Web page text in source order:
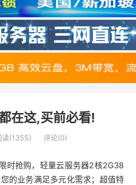
在这,买前必看!
读(1355) 评论(0)
时抢购，轻量云服务器2核2G38
的业务满足多元化需求；超值特